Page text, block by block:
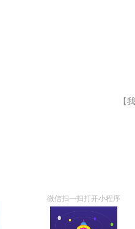
【
微信扫一扫打开小程序